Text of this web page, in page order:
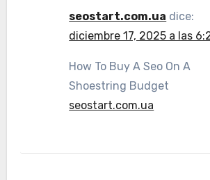
seostart.com.ua dice:
diciembre 17, 2025 a las
How To Buy A Seo On A
Shoestring Budget
seostart.com.ua